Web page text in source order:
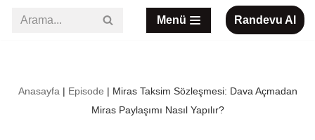
Menü Randevu Al
Anasayfa | Episode | Miras Taksim Sözleşmesi: Dava Açmadan
Miras Paylaşımı Nasıl Yapılır?